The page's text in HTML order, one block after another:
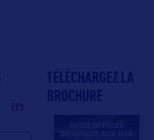
TÉLÉCHARGEZ LA
BROCHURE